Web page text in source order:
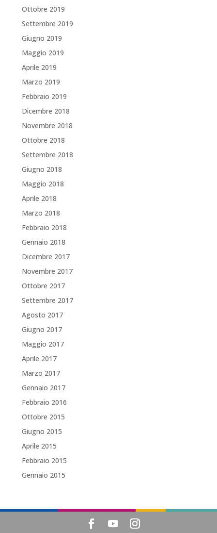
Ottobre 2019
Settembre 2019
Giugno 2019
Maggio 2019
Aprile 2019
Marzo 2019
Febbraio 2019
Dicembre 2018
Novembre 2018
Ottobre 2018
Settembre 2018
Giugno 2018
Maggio 2018
Aprile 2018
Marzo 2018
Febbraio 2018
Gennaio 2018
Dicembre 2017
Novembre 2017
Ottobre 2017
Settembre 2017
Agosto 2017
Giugno 2017
Maggio 2017
Aprile 2017
Marzo 2017
Gennaio 2017
Febbraio 2016
Ottobre 2015
Giugno 2015
Aprile 2015
Febbraio 2015
Gennaio 2015